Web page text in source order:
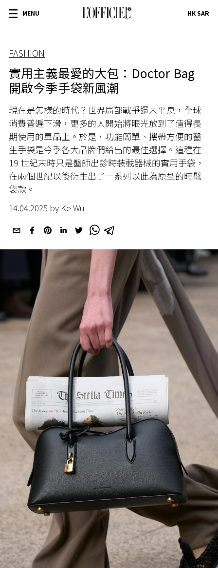
MENU HK SAR
FASHION
實用主義最愛的大包：Doctor Bag
開啟今季手袋新風潮
現在是怎樣的時代？世界局部戰爭還未平息，全球
消費普遍下滑，更多的人開始將眼光放到了值得長
期使用的單品上。於是，功能簡單、攜帶方便的醫
生手袋是今季各大品牌們給出的最佳選擇。這種在
19 世紀末時只是醫師出診時裝載器械的實用手袋，
在兩個世紀以後衍生出了一系列以此為原型的時髦
袋款。
14.04.2025 by Ke Wu